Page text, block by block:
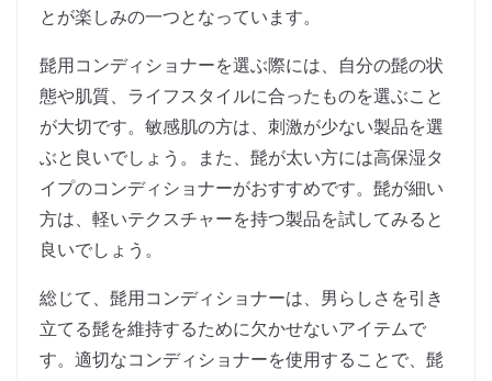
とが楽しみの一つとなっています。
髭用コンディショナーを選ぶ際には、自分の髭の状
態や肌質、ライフスタイルに合ったものを選ぶこと
が大切です。敏感肌の方は、刺激が少ない製品を選
ぶと良いでしょう。また、髭が太い方には高保湿タ
イプのコンディショナーがおすすめです。髭が細い
方は、軽いテクスチャーを持つ製品を試してみると
良いでしょう。
総じて、髭用コンディショナーは、男らしさを引き
立てる髭を維持するために欠かせないアイテムで
す。適切なコンディショナーを使用することで、髭